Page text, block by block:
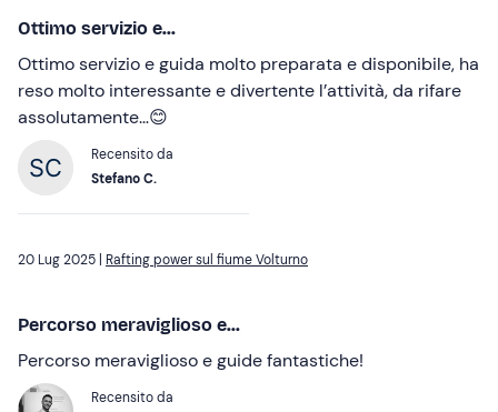
Ottimo servizio e...
Ottimo servizio e guida molto preparata e disponibile, ha
reso molto interessante e divertente l’attività, da rifare
assolutamente…😊
Recensito da
Stefano C.
20 Lug 2025 | Rafting power sul fiume Volturno
Percorso meraviglioso e...
Percorso meraviglioso e guide fantastiche!
Recensito da